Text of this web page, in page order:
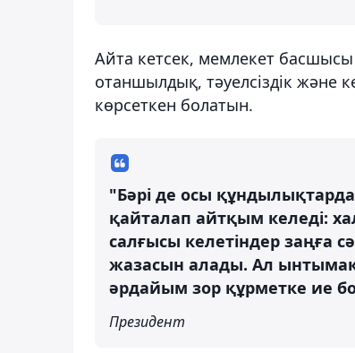
Айта кетсек, мемлекет
отаншылдық, тәуелсіздік және
көрсеткен болатын.
"Бәрі де осы
қайталап айтқым келеді:
салғысы келетіндер заңға
жазасын алады. Ал ынтымақ
әрдайым зор құрметке ие
Президент